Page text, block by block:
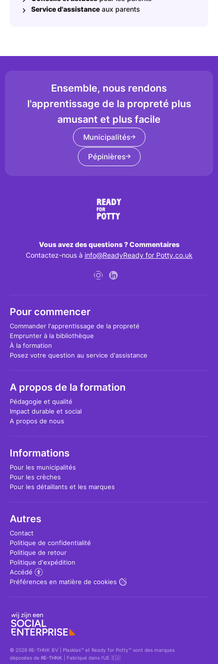
Service d'assistance aux parents
Ensemble, nous rendons
l'apprentissage de la propreté plus
amusant et plus facile
Municipalités
Pépinières
Vous avez des questions ? Commentaires
Contactez-nous à info@ReadyReady for Potty.co.uk
Pour commencer
Commander l'apprentissage de la propreté
Emprunter à la bibliothèque
À la formation
Posez votre question au service d'assistance
A propos de la formation
Pédagogie et qualité
Impact durable et social
A propos de nous
Informations
Pour les municipalités
Pour les crèches
Pour les détaillants et les marques
Autres
Contact
Politique de confidentialité
Politique de retour
Politique d'expédition
Accédé
Préférences en matière de cookies
© 2026 RE-THNK BV | Plasklas™ et Ready for Potty™ sont des marques
déposées de RE-THNK | Fabriqué dans l'UE 🇪🇺